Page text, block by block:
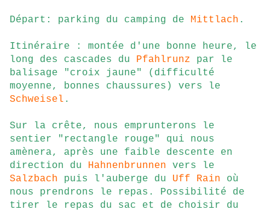
Départ: parking du camping de Mittlach .
Itinéraire : montée d'une bonne heure, le
long des cascades du Pfahlrunz par le
balisage "croix jaune" (difficulté
moyenne, bonnes chaussures) vers le
Schweisel .
Sur la crête, nous emprunterons le
sentier "rectangle rouge" qui nous
amènera, après une faible descente en
direction du Hahnenbrunnen vers le
Salzbach puis l'auberge du Uff Rain où
nous prendrons le repas. Possibilité de
tirer le repas du sac et de choisir du